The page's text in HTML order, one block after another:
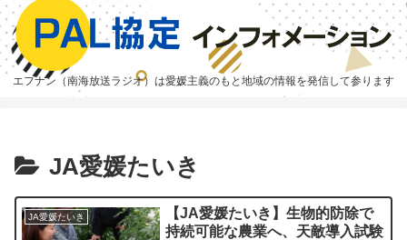
エフナン（南海放送ラジオ）は愛媛主義のもと地域の情報を発信して参ります
JA愛媛たいき
JA愛媛たいき
【JA愛媛たいき】生物的防除で
持続可能な農業へ、天敵導入試験